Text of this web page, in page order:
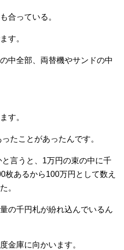
合っている。
す。
中全部、両替機やサンドの中
す。
たことがあったんです。
言うと、1万円の束の中に千
枚あるから100万円として数え
。
の千円札が紛れ込んでいるん
金庫に向かいます。